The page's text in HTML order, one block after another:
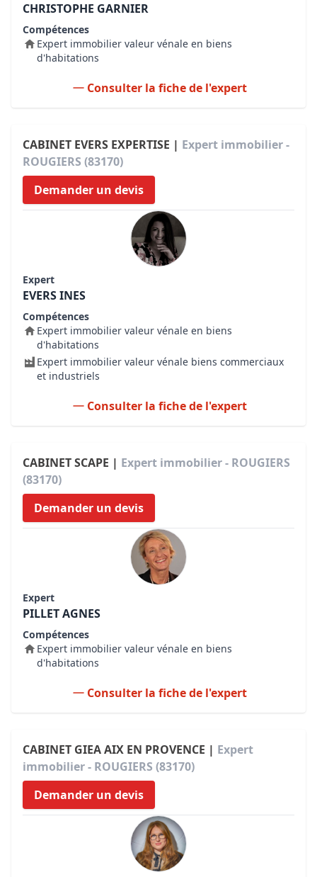
CHRISTOPHE GARNIER
Compétences
Expert immobilier valeur vénale en biens
d'habitations
Consulter la fiche de l'expert
CABINET EVERS EXPERTISE | Expert immobilier -
ROUGIERS (83170)
Demander un devis
Expert
EVERS INES
Compétences
Expert immobilier valeur vénale en biens
d'habitations
Expert immobilier valeur vénale biens commerciaux
et industriels
Consulter la fiche de l'expert
CABINET SCAPE | Expert immobilier - ROUGIERS
(83170)
Demander un devis
Expert
PILLET AGNES
Compétences
Expert immobilier valeur vénale en biens
d'habitations
Consulter la fiche de l'expert
CABINET GIEA AIX EN PROVENCE | Expert
immobilier - ROUGIERS (83170)
Demander un devis